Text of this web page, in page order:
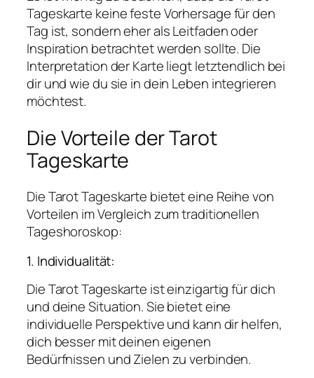
Tageskarte keine feste Vorhersage für den
Tag ist, sondern eher als Leitfaden oder
Inspiration betrachtet werden sollte. Die
Interpretation der Karte liegt letztendlich bei
dir und wie du sie in dein Leben integrieren
möchtest.
Die Vorteile der Tarot
Tageskarte
Die Tarot Tageskarte bietet eine Reihe von
Vorteilen im Vergleich zum traditionellen
Tageshoroskop:
1. Individualität:
Die Tarot Tageskarte ist einzigartig für dich
und deine Situation. Sie bietet eine
individuelle Perspektive und kann dir helfen,
dich besser mit deinen eigenen
Bedürfnissen und Zielen zu verbinden.